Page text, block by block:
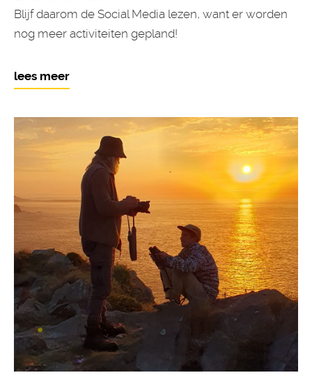
Blijf daarom de Social Media lezen, want er worden
nog meer activiteiten gepland!
lees meer